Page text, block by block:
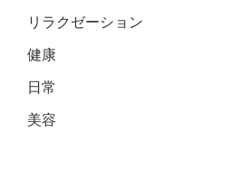
リラクゼーション
健康
日常
美容